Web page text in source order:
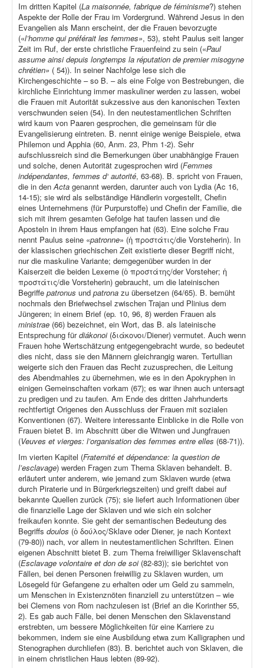
Im dritten Kapitel (La maisonnée, fabrique de féminisme?) stehen
Aspekte der Rolle der Frau im Vordergrund. Während Jesus in den
Evangelien als Mann erscheint, der die Frauen bevorzugte
(«l’homme qui préférait les femmes», 53), steht Paulus seit langer
Zeit im Ruf, der erste christliche Frauenfeind zu sein («Paul
assume ainsi depuis longtemps la réputation de premier misogyne
chrétien» ( 54)). In seiner Nachfolge lese sich die
Kirchengeschichte – so B. – als eine Folge von Bestrebungen, die
kirchliche Einrichtung immer maskuliner werden zu lassen, wobei
die Frauen mit Autorität sukzessive aus den kanonischen Texten
verschwunden seien (54). In den neutestamentlichen Schriften
wird kaum von Paaren gesprochen, die gemeinsam für die
Evangelisierung eintreten. B. nennt einige wenige Beispiele, etwa
Philemon und Apphia (60, Anm. 23, Phm 1-2). Sehr
aufschlussreich sind die Bemerkungen über unabhängige Frauen
und solche, denen Autorität zugesprochen wird (Femmes
indépendantes, femmes d‘ autorité, 63-68). B. spricht von Frauen,
die in denActa genannt werden, darunter auch von Lydia (Ac 16,
14-15); sie wird als selbständige Händlerin vorgestellt, Chefin
eines Unternehmens (für Purpurstoffe) und Chefin der Familie, die
sich mit ihrem gesamten Gefolge hat taufen lassen und die
Aposteln in ihrem Haus empfangen hat (63). Eine solche Frau
nennt Paulus seine «patronne» (ἡ προστάτις/die Vorsteherin). In
der klassischen griechischen Zeit existierte dieser Begriff nicht,
nur die maskuline Variante; demgegenüber wurden in der
Kaiserzeit die beiden Lexeme (ὁ προστάτης/der Vorsteher; ἡ
προστάτις/die Vorsteherin) gebraucht, um die lateinischen
Begriffe patronus und patrona zu übersetzen (64/65). B. bemüht
nochmals den Briefwechsel zwischen Trajan und Plinius dem
Jüngeren; in einem Brief (ep. 10, 96, 8) werden Frauen als
ministrae (66) bezeichnet, ein Wort, das B. als lateinische
Entsprechung fürdiákonoi (διάκονοι/Diener) vermutet. Auch wenn
Frauen hohe Wertschätzung entgegengebracht wurde, so bedeutet
dies nicht, dass sie den Männern gleichrangig waren. Tertullian
weigerte sich den Frauen das Recht zuzusprechen, die Leitung
des Abendmahles zu übernehmen, wie es in den Apokryphen in
einigen Gemeinschaften vorkam (67); es war ihnen auch untersagt
zu predigen und zu taufen. Am Ende des dritten Jahrhunderts
rechtfertigt Origenes den Ausschluss der Frauen mit sozialen
Konventionen (67). Weitere interessante Einblicke in die Rolle von
Frauen bietet B. im Abschnitt über die Witwen und Jungfrauen
(Veuves et vierges: l’organisation des femmes entre elles (68-71)).
Im vierten Kapitel (Fraternité et dépendance: la question de
l’esclavage) werden Fragen zum Thema Sklaven behandelt. B.
erläutert unter anderem, wie jemand zum Sklaven wurde (etwa
durch Piraterie und in Bürgerkriegszeiten) und greift dabei auf
bekannte Quellen zurück (75); sie liefert auch Informationen über
die finanzielle Lage der Sklaven und wie sich ein solcher
freikaufen konnte. Sie geht der semantischen Bedeutung des
Begriffs doulos (ὁ δούλος/Sklave oder Diener, je nach Kontext
(79-80)) nach, vor allem in neutestamentlichen Schriften. Einen
eigenen Abschnitt bietet B. zum Thema freiwilliger Sklavenschaft
(Esclavage volontaire et don de soi(82-83)); sie berichtet von
Fällen, bei denen Personen freiwillig zu Sklaven wurden, um
Lösegeld für Gefangene zu erhalten oder um Geld zu sammeln,
um Menschen in Existenznöten finanziell zu unterstützen – wie
bei Clemens von Rom nachzulesen ist (Brief an die Korinther 55,
2). Es gab auch Fälle, bei denen Menschen den Sklavenstand
erstrebten, um bessere Möglichkeiten für eine Karriere zu
bekommen, indem sie eine Ausbildung etwa zum Kalligraphen und
Stenographen durchliefen (83). B. berichtet auch von Sklaven, die
in einem christlichen Haus lebten (89-92).